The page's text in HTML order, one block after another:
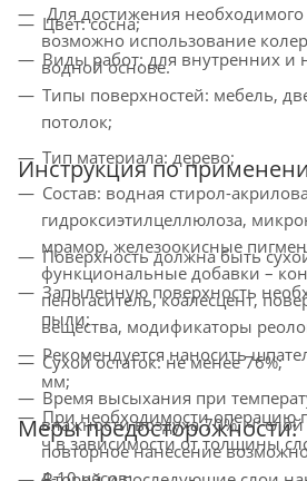
Для достижения необходимого
возможно использование
водной основе.
Цвет: сосна;
Виды работ: для внутренних и
Типы поверхностей: мебель,
потолок;
Тип материала: дерево;
Состав: водная стирол-
гидроксиэтилцеллюлоза,
мрамор, железоокисные
функциональные добавки –
пеногаситель, коалесцент,
вещества, модификаторы
Сухой остаток: не менее 76%;
Время высыхания при
влажности воздуха 70%, ч:
повторное нанесение
Инструкция по
Поверхность должна быть
Запыленную поверхность
пыли;
Рекомендуется наносить
мм;
При необходимости операцию
ч в зависимости от толщины
Меры предосторожности: